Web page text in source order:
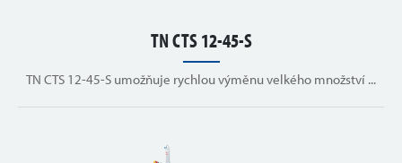
TN CTS 12-45-S
TN CTS 12-45-S umožňuje rychlou výměnu velkého množství ...